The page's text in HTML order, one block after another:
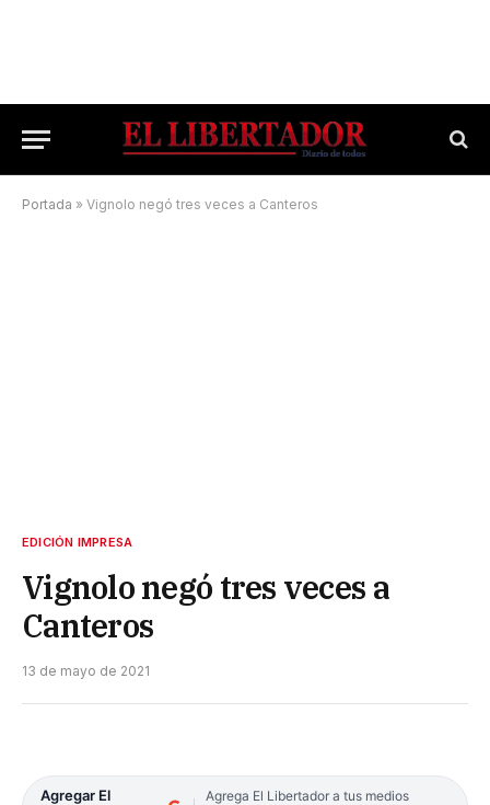
Portada » Vignolo negó tres veces a Canteros
EDICIÓN IMPRESA
Vignolo negó tres veces a
Canteros
13 de mayo de 2021
Agregar El
Agrega El Libertador a tus medios